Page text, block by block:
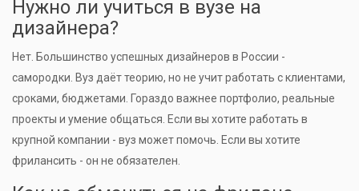
Нужно ли учиться в вузе на
дизайнера?
Нет. Большинство успешных дизайнеров в России -
самородки. Вуз даёт теорию, но не учит работать с клиентами,
сроками, бюджетами. Гораздо важнее портфолио, реальные
проекты и умение общаться. Если вы хотите работать в
крупной компании - вуз может помочь. Если вы хотите
фрилансить - он не обязателен.